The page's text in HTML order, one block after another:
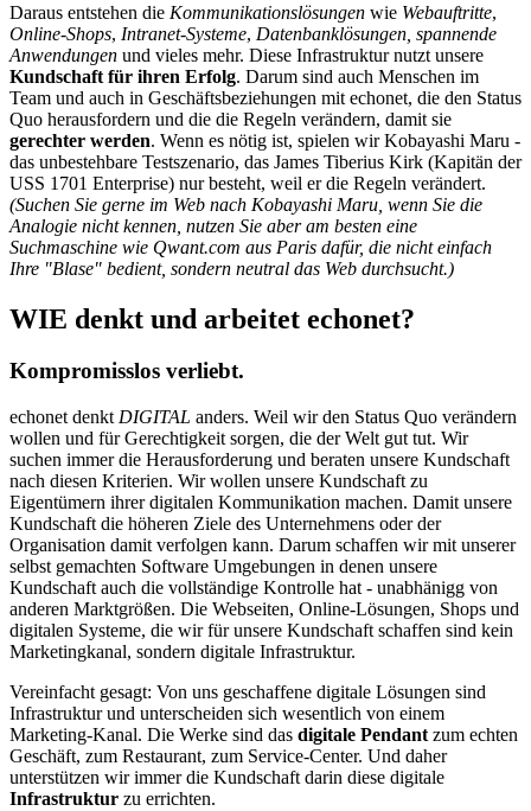
Daraus entstehen die Kommunikationslösungen wie Webauftritte,
Online-Shops, Intranet-Systeme, Datenbanklösungen, spannende
Anwendungen und vieles mehr. Diese Infrastruktur nutzt unsere
Kundschaft für ihren Erfolg. Darum sind auch Menschen im
Team und auch in Geschäftsbeziehungen mit echonet, die den Status
Quo herausfordern und die die Regeln verändern, damit sie
gerechter werden. Wenn es nötig ist, spielen wir Kobayashi Maru -
das unbestehbare Testszenario, das James Tiberius Kirk (Kapitän der
USS 1701 Enterprise) nur besteht, weil er die Regeln verändert.
(Suchen Sie gerne im Web nach Kobayashi Maru, wenn Sie die
Analogie nicht kennen, nutzen Sie aber am besten eine
Suchmaschine wie Qwant.com aus Paris dafür, die nicht einfach
Ihre "Blase" bedient, sondern neutral das Web durchsucht.)
WIE denkt und arbeitet echonet?
Kompromisslos verliebt.
echonet denkt DIGITAL anders. Weil wir den Status Quo verändern
wollen und für Gerechtigkeit sorgen, die der Welt gut tut. Wir
suchen immer die Herausforderung und beraten unsere Kundschaft
nach diesen Kriterien. Wir wollen unsere Kundschaft zu
Eigentümern ihrer digitalen Kommunikation machen. Damit unsere
Kundschaft die höheren Ziele des Unternehmens oder der
Organisation damit verfolgen kann. Darum schaffen wir mit unserer
selbst gemachten Software Umgebungen in denen unsere
Kundschaft auch die vollständige Kontrolle hat - unabhänigg von
anderen Marktgrößen. Die Webseiten, Online-Lösungen, Shops und
digitalen Systeme, die wir für unsere Kundschaft schaffen sind kein
Marketingkanal, sondern digitale Infrastruktur.
Vereinfacht gesagt: Von uns geschaffene digitale Lösungen sind
Infrastruktur und unterscheiden sich wesentlich von einem
Marketing-Kanal. Die Werke sind das digitale Pendant zum echten
Geschäft, zum Restaurant, zum Service-Center. Und daher
unterstützen wir immer die Kundschaft darin diese digitale
Infrastruktur zu errichten.